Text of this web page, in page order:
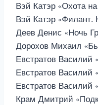
Вэй Катэр «Охота
Вэй Катэр «Филант.
Деев Денис «Ночь
Дорохов Михаил
Евстратов Василий
Евстратов Василий
Евстратов Василий
Крам Дмитрий